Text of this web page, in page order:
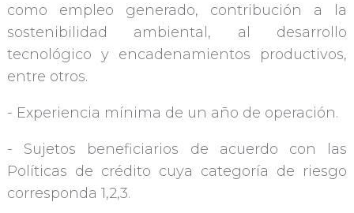
como empleo generado, contribución a la
sostenibilidad ambiental, al desarrollo
tecnológico y encadenamientos productivos,
entre otros.
- Experiencia mínima de un año de operación.
- Sujetos beneficiarios de acuerdo con las
Políticas de crédito cuya categoría de riesgo
corresponda 1,2,3.